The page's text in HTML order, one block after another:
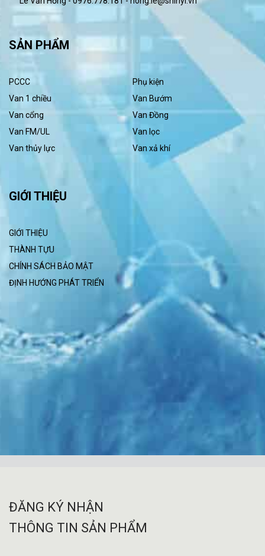
SẢN PHẨM
PCCC
Phụ kiện
Van 1 chiều
Van Bướm
Van cổng
Van Đồng
Van FM/UL
Van lọc
Van thủy lực
Van xả khí
GIỚI THIỆU
GIỚI THIỆU
THÀNH TỰU
CHÍNH SÁCH BẢO MẬT
ĐỊNH HƯỚNG PHÁT TRIỂN
ĐĂNG KÝ NHẬN
THÔNG TIN SẢN PHẨM